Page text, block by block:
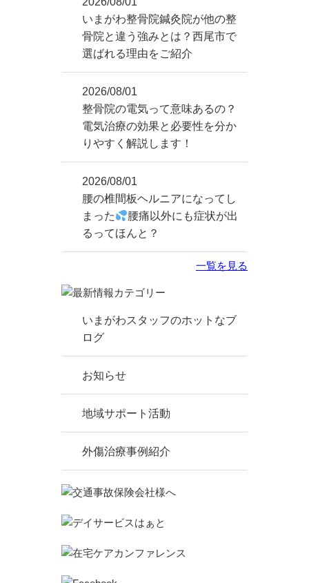
いまがわ整骨院鍼灸院が他の整
骨院と違う強みとは？西尾市で
選ばれる理由をご紹介
2026/08/01
整骨院の電気って意味あるの？
電気治療の効果と必要性を分か
りやすく解説します！
2026/08/01
腰の椎間板ヘルニアになってし
まった
腰痛以外にも症状が出
るってほんと？
一覧を見る
いまがわスタッフのホットなブ
ログ
お知らせ
地域サポート活動
外傷治療事例紹介